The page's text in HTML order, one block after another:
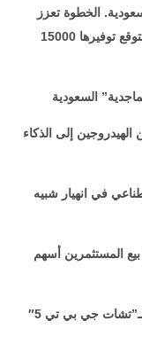
الخطوة تعزز
حضور عملاقة التكنولوجيا بالمنطقة.. والمملكة تتوقع توفيرها 15000
الهيدروجين إلى الذكاء
في انهيار شبيه
500″ يهبطان مع بيع المستثمرين أسهم
إطلاق باهت لـ”تشات جي بي تي 5″